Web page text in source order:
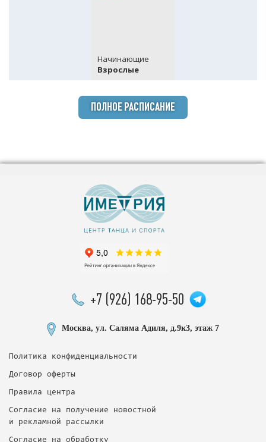
Начинающие
Взрослые
ПОЛНОЕ РАСПИСАНИЕ
+7 (926) 168-95-50
Москва, ул. Саляма Адиля, д.9к3, этаж 7
Политика конфиденциальности
Договор оферты
Правила центра
Согласие на получение новостной
и рекламной рассылки
Согласие на обработку